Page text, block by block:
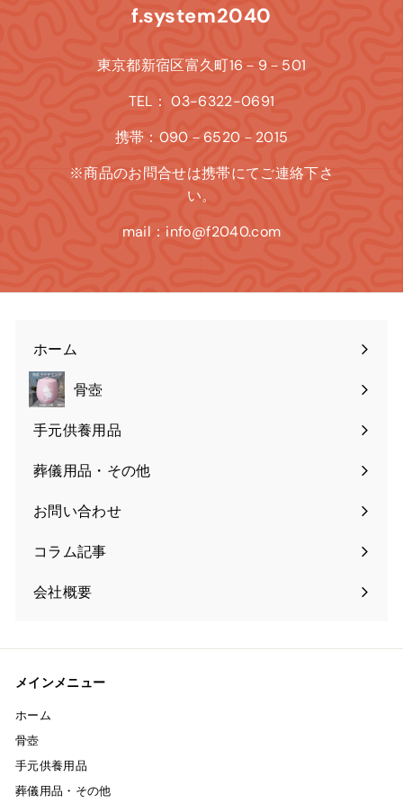
f.system2040
東京都新宿区富久町16－9－501
TEL： 03-6322-0691
携帯：090－6520－2015
※商品のお問合せは携帯にてご連絡下さ
い。
mail：info@f2040.com
ホーム
骨壺
手元供養用品
葬儀用品・その他
お問い合わせ
コラム記事
会社概要
メインメニュー
ホーム
骨壺
手元供養用品
葬儀用品・その他